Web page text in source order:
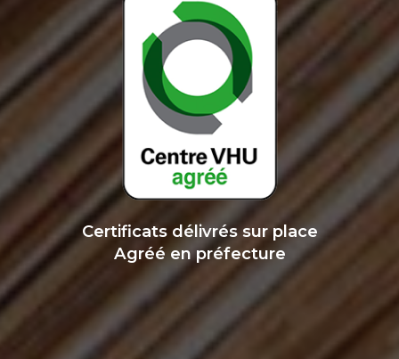
Certificats délivrés sur place
Agréé en préfecture